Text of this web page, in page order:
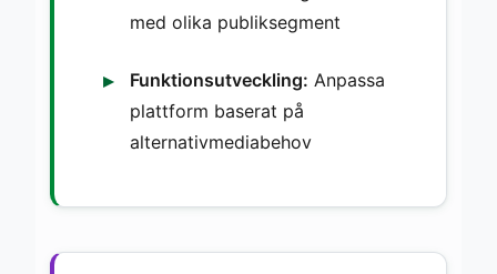
med olika publiksegment
Funktionsutveckling: Anpassa
plattform baserat på
alternativmediabehov